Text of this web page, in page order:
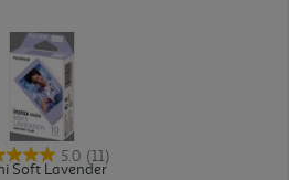
5.0 (11)
Soft Lavender